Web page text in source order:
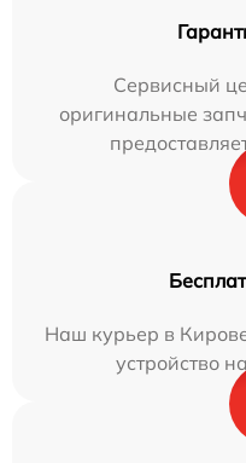
Сервисный
оригинальные
Наш курьер в
устройство